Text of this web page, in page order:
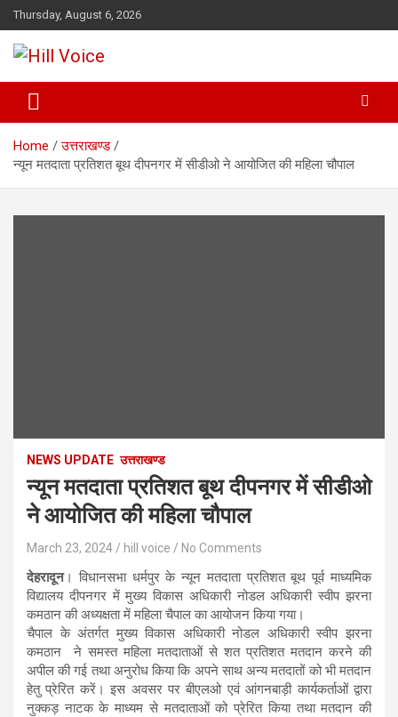
Skip
to
content
Thursday, August 6, 2026
Hill Voice
Home
उत्तराखण्ड
न्यून मतदाता प्रतिशत बूथ दीपनगर में सीडीओ ने आयोजित की महिला चौपाल
NEWS UPDATE उत्तराखण्ड
न्यून मतदाता प्रतिशत बूथ दीपनगर में सीडीओ
ने आयोजित की महिला चौपाल
March 23, 2024 hill voice No Comments
देहरादून। विधानसभा धर्मपुर के न्यून मतदाता प्रतिशत बूथ पूर्व माध्यमिक
विद्यालय दीपनगर में मुख्य विकास अधिकारी नोडल अधिकारी स्वीप झरना
कमठान की अध्यक्षता में महिला चैपाल का आयोजन किया गया।
चैपाल के अंतर्गत मुख्य विकास अधिकारी नोडल अधिकारी स्वीप झरना
कमठान ने समस्त महिला मतदाताओं से शत प्रतिशत मतदान करने की
अपील की गई तथा अनुरोध किया कि अपने साथ अन्य मतदातों को भी मतदान
हेतु प्रेरित करें। इस अवसर पर बीएलओ एवं आंगनबाड़ी कार्यकर्ताओं द्वारा
नुक्कड़ नाटक के माध्यम से मतदाताओं को प्रेरित किया तथा मतदान की